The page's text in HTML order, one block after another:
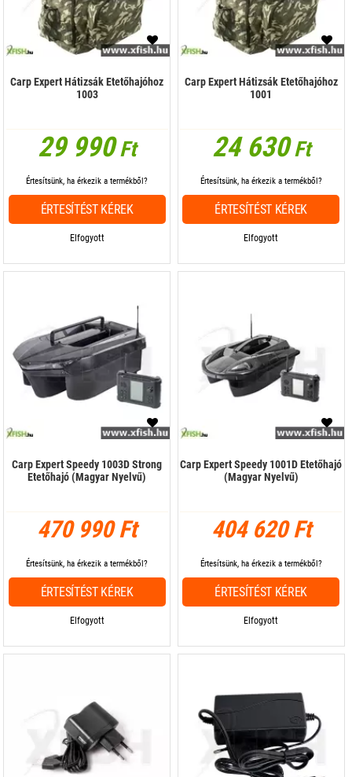
Carp Expert Hátizsák Etetőhajóhoz
1003
29 990Ft
Elfogyott
Értesítsünk, ha érkezik a termékből?
ÉRTESÍTÉST KÉREK
Carp Expert Hátizsák Etetőhajóhoz
1001
24 630Ft
Elfogyott
Értesítsünk, ha érkezik a termékből?
ÉRTESÍTÉST KÉREK
Carp Expert Speedy 1003D Strong
Etetőhajó (Magyar Nyelvű)
470 990 Ft
Elfogyott
Értesítsünk, ha érkezik a termékből?
ÉRTESÍTÉST KÉREK
Carp Expert Speedy 1001D Etetőhajó
(Magyar Nyelvű)
404 620 Ft
Elfogyott
Értesítsünk, ha érkezik a termékből?
ÉRTESÍTÉST KÉREK